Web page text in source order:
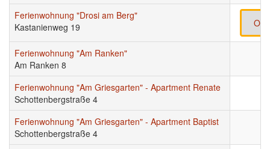
Ferienwohnung "Drosi am Berg"
Kastanienweg 19
Ferienwohnung "Am Ranken"
Am Ranken 8
Ferienwohnung "Am Griesgarten" - Apartment Renate
Schottenbergstraße 4
Ferienwohnung "Am Griesgarten" - Apartment Baptist
Schottenbergstraße 4